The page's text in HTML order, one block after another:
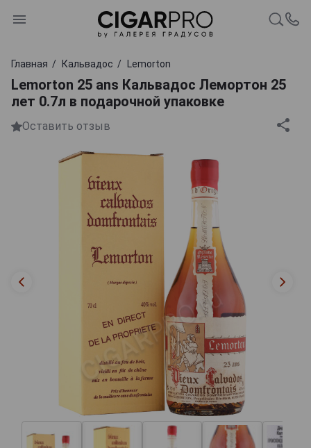
Главная Кальвадос Lemorton
Lemorton 25 ans Кальвадос Лемортон 25
лет 0.7л в подарочной упаковке
Оставить отзыв